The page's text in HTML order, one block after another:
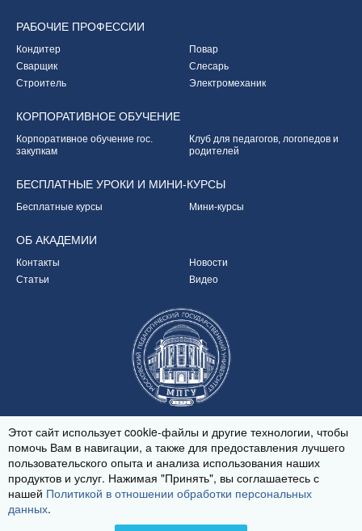
РАБОЧИЕ ПРОФЕССИИ
Кондитер
Повар
Сварщик
Слесарь
Строитель
Электромеханик
КОРПОРАТИВНОЕ ОБУЧЕНИЕ
Корпоративное обучение гос.
закупкам
Клуб для педагогов, логопедов и
родителей
БЕСПЛАТНЫЕ УРОКИ И МИНИ-КУРСЫ
Бесплатные курсы Мини-курсы
ОБ АКАДЕМИИ
Контакты
Новости
Статьи
Видео
© 2020-2026
Политика обработки персональных данных
Этот сайт использует cookie-файлы и другие технологии, чтобы
помочь Вам в навигации, а также для предоставления лучшего
пользовательского опыта и анализа использования наших
продуктов и услуг. Нажимая "Принять", вы соглашаетесь с
нашей Политикой в отношении обработки персональных
данных.